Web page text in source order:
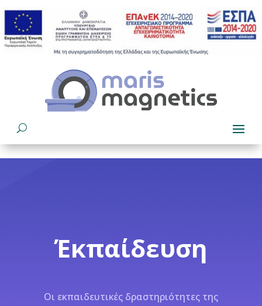
Έκπαίδευση
Οι εκπαιδευτικές δραστηριότητες της